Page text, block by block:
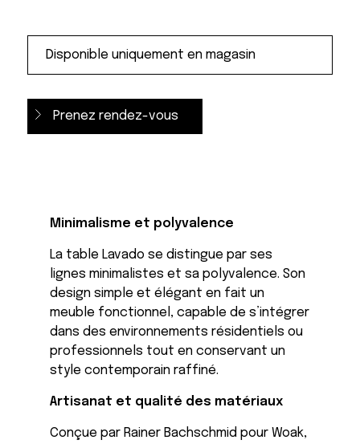
Prenez rendez-vous
Minimalisme et polyvalence
La table Lavado se distingue par ses
lignes minimalistes et sa polyvalence. Son
design simple et élégant en fait un
meuble fonctionnel, capable de s’intégrer
dans des environnements résidentiels ou
professionnels tout en conservant un
style contemporain raffiné.
Artisanat et qualité des matériaux
Conçue par Rainer Bachschmid pour Woak,